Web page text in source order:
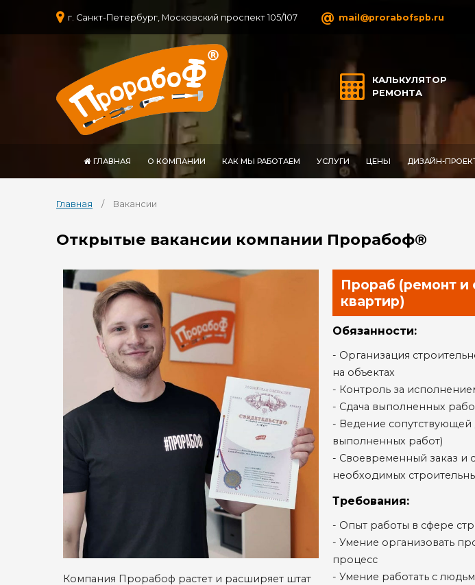
г. Санкт-Петербург, Московский проспект 105/107 @ mail@prorabofspb.ru
КАЛЬКУЛЯТОР
РЕМОНТА
ГЛАВНАЯ О КОМПАНИИ КАК МЫ РАБОТАЕМ УСЛУГИ ЦЕНЫ ДИЗАЙН-
Главная / Вакансии
Открытые вакансии компании Прорабоф®
Компания Прорабоф растет и расширяет штат
Прораб (ремонт и
квартир)
Обязанности:
- Организация
на объектах
- Контроль за
- Сдача выполненных
- Ведение сопутствующей
выполненных работ)
- Своевременный заказ и
необходимых
Требования:
- Опыт работы в сфере
- Умение организовать
процесс
- Умение работать с